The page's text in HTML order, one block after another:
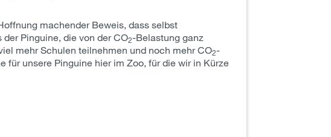
machender Beweis, dass selbst
Pinguine, die von der CO2-Belastung ganz
mehr Schulen teilnehmen und noch mehr CO2-
für unsere Pinguine hier im Zoo, für die wir in Kürze